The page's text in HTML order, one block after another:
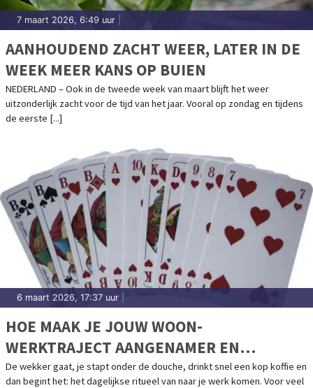
7 maart 2026, 6:49 uur
AANHOUDEND ZACHT WEER, LATER IN DE
WEEK MEER KANS OP BUIEN
NEDERLAND – Ook in de tweede week van maart blijft het weer
uitzonderlijk zacht voor de tijd van het jaar. Vooral op zondag en tijdens
de eerste [...]
6 maart 2026, 17:37 uur
HOE MAAK JE JOUW WOON-
WERKTRAJECT AANGENAMER EN
EFFICIËNTER?
De wekker gaat, je stapt onder de douche, drinkt snel een kop koffie en
dan begint het: het dagelijkse ritueel van naar je werk komen. Voor veel